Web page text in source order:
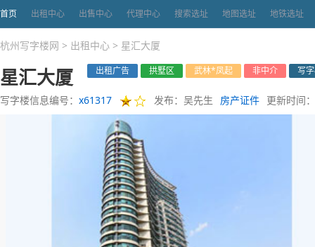
首页 出租中心 出售中心 代理中心 搜索选址 地图选址 地铁选址
杭州写字楼网 > 出租中心 > 星汇大厦
星汇大厦 出租广告 拱墅区 武林*凤起 非中介 写
写字楼信息编号： x61317 发布：吴先生 房产证件 更新时间